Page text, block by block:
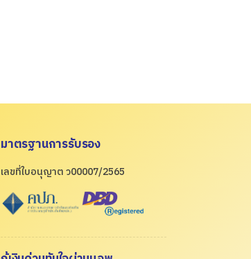
มาตรฐานการรับรอง
เลขที่ใบอนุญาต ว00007/2565